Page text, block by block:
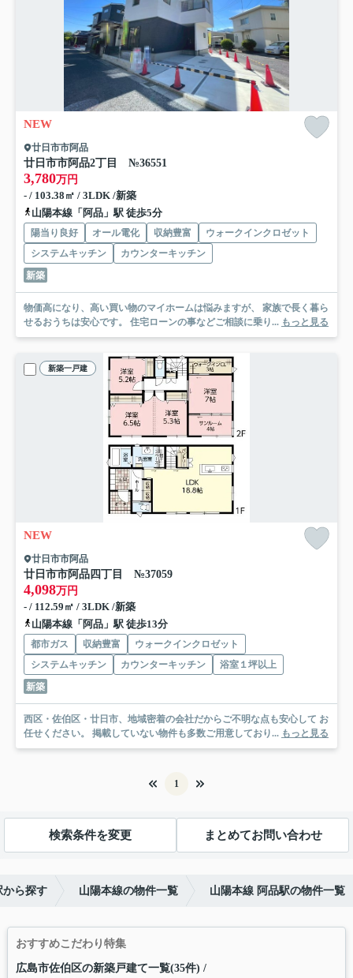
NEW
廿日市市阿品
廿日市市阿品2丁目 №36551
3,780万円
- / 103.38㎡ / 3LDK /新築
山陽本線「阿品」駅 徒歩5分
陽当り良好 オール電化 収納豊富
ウォークインクロゼット
システムキッチン
カウンターキッチン
新築
物価高になり、高い買い物のマイホームは悩みますが、 家族で長く暮ら
せるおうちは安心です。 住宅ローンの事などご相談に乗り... もっと見る
新築一戸建
NEW
廿日市市阿品
廿日市市阿品四丁目 №37059
4,098万円
- / 112.59㎡ / 3LDK /新築
山陽本線「阿品」駅 徒歩13分
都市ガス 収納豊富
ウォークインクロゼット
システムキッチン
カウンターキッチン
浴室１坪以上
新築
西区・佐伯区・廿日市、地域密着の会社だからご不明な点も安心して お
任せください。 掲載していない物件も多数ご用意しており... もっと見る
1
検索条件を変更 まとめてお問い合わせ
から探す 山陽本線の物件一覧 山陽本線 阿品駅の物件一覧
おすすめこだわり特集
広島市佐伯区の新築戸建て一覧(35件)